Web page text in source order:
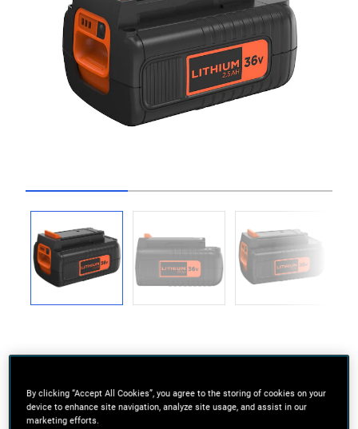
Go to slide 1 Go to slide 2 Go to slide 3
Technologie lithium-ion sans effet mémoire
Faible autodécharge pour une efficacité constante
By clicking “Accept All Cookies”, you agree to the storing of cookies on your
device to enhance site navigation, analyze site usage, and assist in our
marketing efforts.